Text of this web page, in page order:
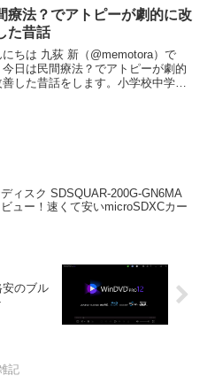
くり腰になって...
療法？でアトピーが劇的に改
た昔話
にちは 九荻 新（@memotora）で
今日は民間療法？でアトピーが劇的
善した昔話をします。小学校中学年
ィスク SDSQUAR-200G-GN6MA
ュー！速くて安いmicroSDXCカー
のブル
記